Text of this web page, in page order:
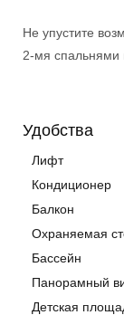
Не упустите
2-мя спальнями
Удобства
Лифт
Кондиционер
Балкон
Охраняемая
Бассейн
Панорамный
Детская